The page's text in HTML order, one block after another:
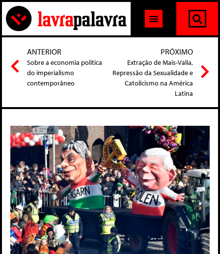
ANTERIOR
Sobre a economia política
do imperialismo
contemporâneo
PRÓXIMO
Extração de Mais-Valia,
Repressão da Sexualidade e
Catolicismo na América
Latina